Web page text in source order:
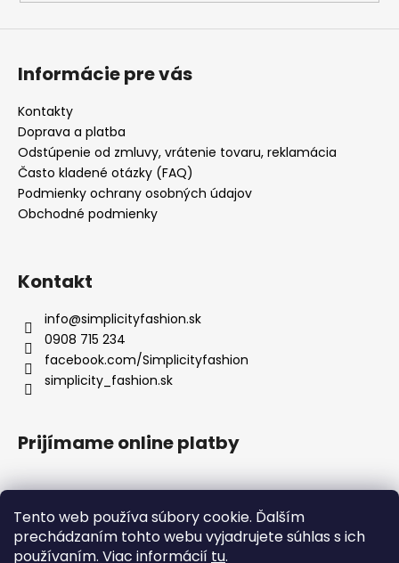
Tento web používa súbory cookie. Ďalším
prechádzaním tohto webu vyjadrujete súhlas s ich
používaním. Viac informácií tu.
Informácie pre vás
Kontakty
Doprava a platba
Odstúpenie od zmluvy, vrátenie tovaru, reklamácia
Často kladené otázky (FAQ)
Podmienky ochrany osobných údajov
Obchodné podmienky
Kontakt
info@simplicityfashion.sk
0908 715 234
facebook.com/Simplicityfashion
simplicity_fashion.sk
Prijímame online platby
Facebook